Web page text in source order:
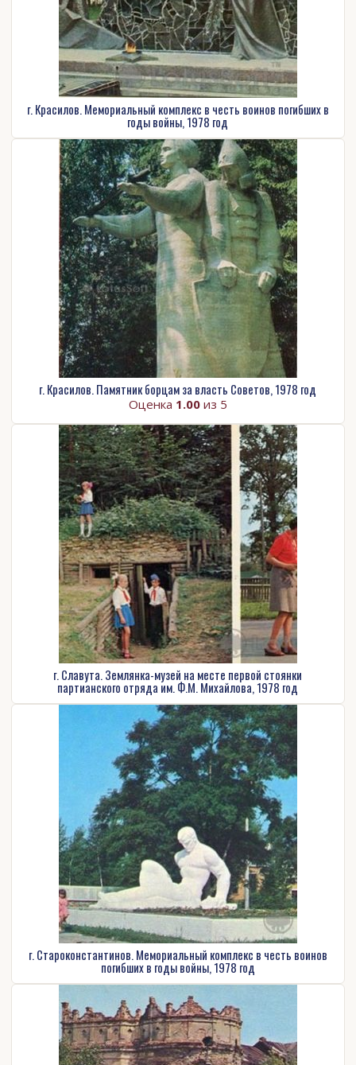
г. Красилов. Мемориальный комплекс в честь воинов погибших в
годы войны, 1978 год
г. Красилов. Памятник борцам за власть Советов, 1978 год
Оценка 1.00из 5
г. Славута. Землянка-музей на месте первой стоянки
партианского отряда им. Ф.М. Михайлова, 1978 год
г. Староконстантинов. Мемориальный комплекс в честь воинов
погибших в годы войны, 1978 год